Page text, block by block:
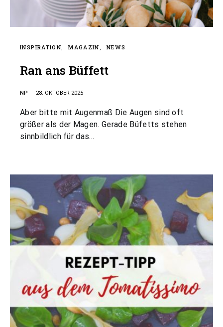
INSPIRATION MAGAZIN NEWS
Ran ans Büffett
NP 28. OKTOBER 2025
Aber bitte mit Augenmaß Die Augen sind oft
größer als der Magen. Gerade Büfetts stehen
sinnbildlich für das…